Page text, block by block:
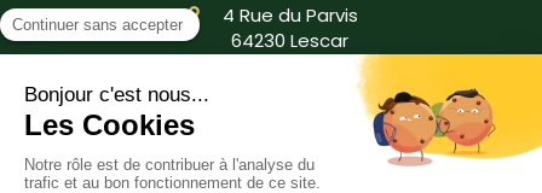
4 Rue du Parvis
64230 Lescar
Contacter Maître Parraguette